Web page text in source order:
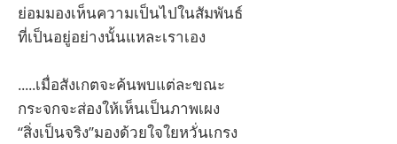
ย่อมมองเห็นความเป็นไปในสัมพันธ์
ที่เป็นอยู่อย่างนั้นแหละเราเอง
.....เมื่อสังเกตจะค้นพบแต่ละขณะ
กระจกจะส่องให้เห็นเป็นภาพเผง
“สิ่งเป็นจริง”มองด้วยใจใยหวั่นเกรง